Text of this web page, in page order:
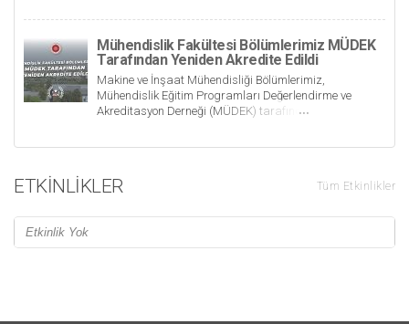
Mühendislik Fakültesi Bölümlerimiz MÜDEK
Tarafından Yeniden Akredite Edildi
Makine ve İnşaat Mühendisliği Bölümlerimiz,
Mühendislik Eğitim Programları Değerlendirme ve
Akreditasyon Derneği (MÜDEK) tarafından yeniden
ETKINLIKLER Tüm Etkinlikler
Etkinlik Yok